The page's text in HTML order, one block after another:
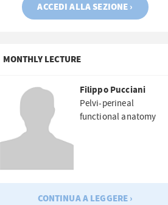
ACCEDI ALLA SEZIONE ›
MONTHLY LECTURE
Filippo Pucciani
Pelvi-perineal
functional anatomy
CONTINUA A LEGGERE ›